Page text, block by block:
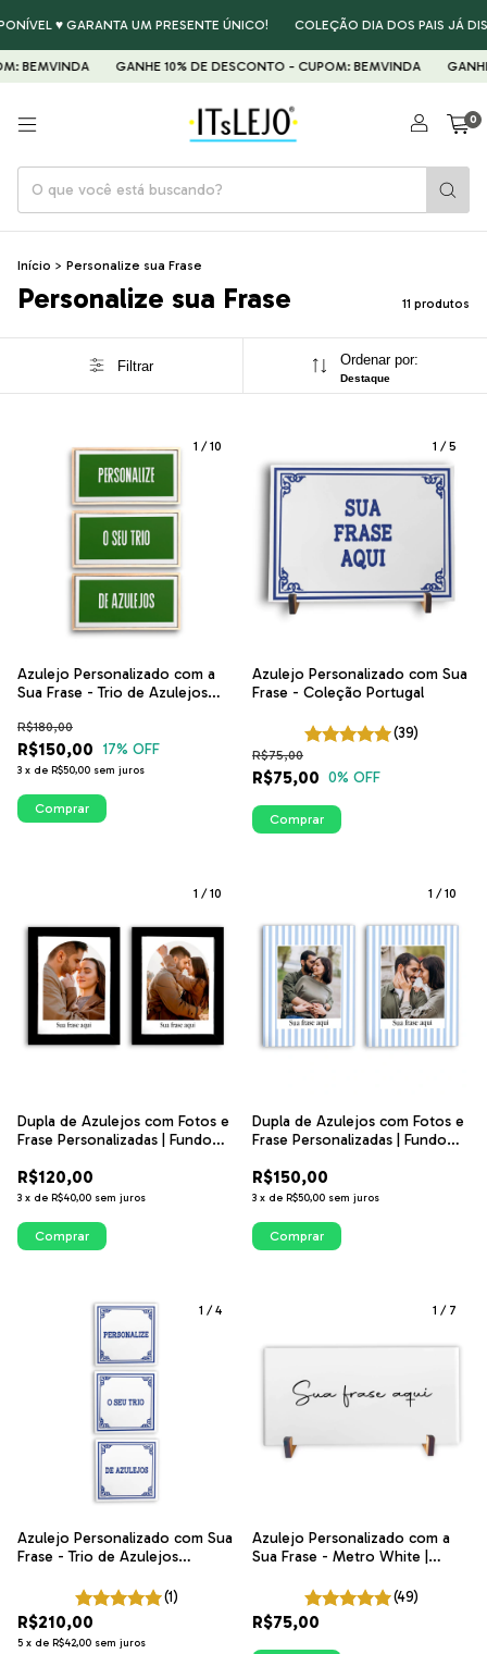
♥ GARANTA UM PRESENTE ÚNICO! COLEÇÃO DIA DOS PAIS JÁ
GANHE 10% DE DESCONTO - CUPOM: BEMVINDA GANHE 10%
0
Início > Personalize sua Frase
Personalize sua Frase 11 produtos
Filtrar Ordenar por:
Destaque
1 /10
Azulejo Personalizado com a
Sua Frase - Trio de Azulejos
R$150,00
R$180,00
17% OFF
3 x de R$50,00 sem juros
Comprar
1 /5
Azulejo Personalizado com Sua
Frase - Coleção Portugal
(39)
R$75,00
R$75,00
0% OFF
Comprar
1 /10
Dupla de Azulejos com Fotos e
Frase Personalizadas | Fundo
R$120,00
3 x de R$40,00 sem juros
Comprar
1 /10
Dupla de Azulejos com Fotos e
Frase Personalizadas | Fundo
R$150,00
3 x de R$50,00 sem juros
Comprar
1 /4
Azulejo Personalizado com Sua
Frase - Trio de Azulejos
(1)
R$210,00
5 x de R$42,00 sem juros
1 / 7
Azulejo Personalizado com a
Sua Frase - Metro White |
(49)
R$75,00